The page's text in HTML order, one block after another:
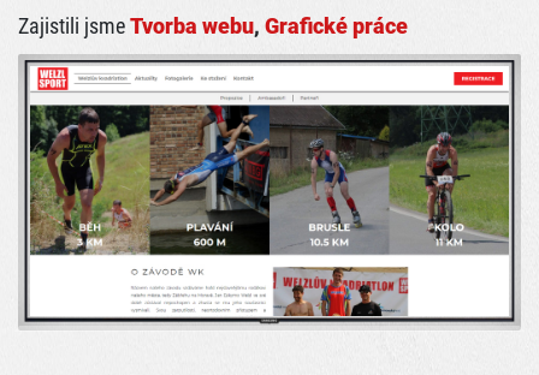
Zajistili jsmeTvorba webu, Grafické práce